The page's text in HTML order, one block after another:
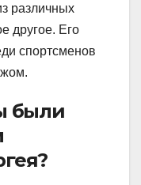
различных
другое. Его
спортсменов
были